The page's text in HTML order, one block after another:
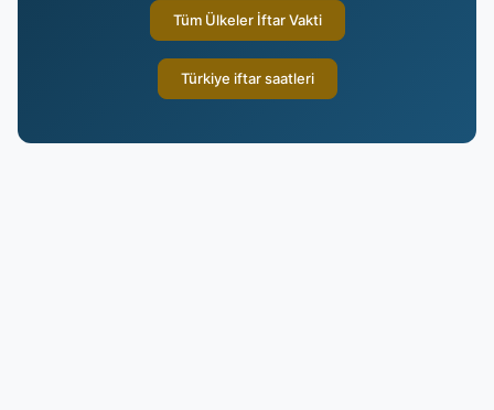
Tüm Ülkeler İftar Vakti
Türkiye iftar saatleri